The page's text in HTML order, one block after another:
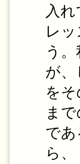
入
レ
う
が、
を
ま
で
ら